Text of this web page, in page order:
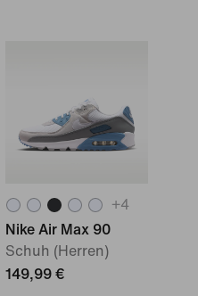
+4
Nike Air Max 90
Schuh (Herren)
149,99 €